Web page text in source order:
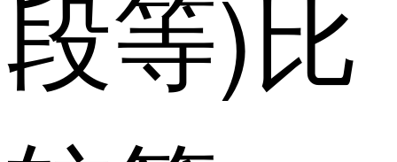
段等)比